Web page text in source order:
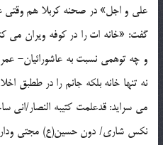
علي و اجل» در صحنه کربلا هم وقتي
گفت: «خانه ات را در کوفه ويران
و چه توهمي نسبت به عاشورائيان-
نه تنها خانه بلکه جانم را در ططبق
مي سرايد: قدعلمت کتيبه النصار/اني
نکس شاري/ دون حسين(ع) مجتي وداري.